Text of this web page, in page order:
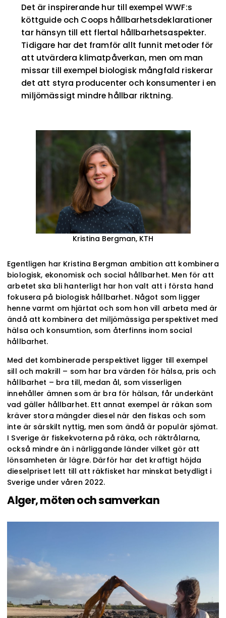
Det är inspirerande hur till exempel WWF:s
köttguide och Coops hållbarhetsdeklarationer
tar hänsyn till ett flertal hållbarhetsaspekter.
Tidigare har det framför allt funnit metoder för
att utvärdera klimatpåverkan, men om man
missar till exempel biologisk mångfald riskerar
det att styra producenter och konsumenter i en
miljömässigt mindre hållbar riktning.
Kristina Bergman, KTH
Egentligen har Kristina Bergman ambition att kombinera
biologisk, ekonomisk och social hållbarhet. Men för att
arbetet ska bli hanterligt har hon valt att i första hand
fokusera på biologisk hållbarhet. Något som ligger
henne varmt om hjärtat och som hon vill arbeta med är
ändå att kombinera det miljömässiga perspektivet med
hälsa och konsumtion, som återfinns inom social
hållbarhet.
Med det kombinerade perspektivet ligger till exempel
sill och makrill – som har bra värden för hälsa, pris och
hållbarhet – bra till, medan ål, som visserligen
innehåller ämnen som är bra för hälsan, får underkänt
vad gäller hållbarhet. Ett annat exempel är räkan som
kräver stora mängder diesel när den fiskas och som
inte är särskilt nyttig, men som ändå är populär sjömat.
I Sverige är fiskekvoterna på räka, och räktrålarna,
också mindre än i närliggande länder vilket gör att
lönsamheten är lägre. Därför har det kraftigt höjda
dieselpriset lett till att räkfisket har minskat betydligt i
Sverige under våren 2022.
Alger, möten och samverkan